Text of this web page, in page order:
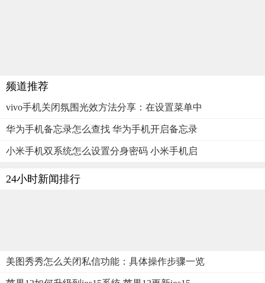
频道推荐
vivo手机关闭氛围光效方法分享：在设置菜单中
华为手机备忘录怎么查找 华为手机开启备忘录
小米手机双系统怎么设置分身密码 小米手机启
24小时新闻排行
美图秀秀怎么关闭私信功能：具体操作步骤一览